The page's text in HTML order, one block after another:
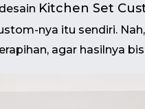
Kitchen Set
nya itu sendiri.
agar hasilnya